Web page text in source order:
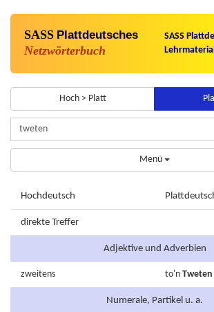
SASS Plattdeutsches
Netzwörterbuch
SASS
Hoch > Platt
Menü
Hochdeutsch
direkte Treffer
Adjektive und Adverbien
zweitens to'n Tweten
Numerale, Partikel u. a.